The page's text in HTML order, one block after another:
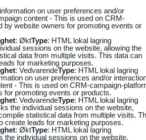
on user preferences and/or
content - This is used on CRM-
by website owners for promoting events or
: ØktType: HTML lokal lagring
sessions on the website, allowing the
data from multiple visits. This data can
for marketing purposes.
: VedvarendeType: HTML lokal lagring
on user preferences and/or
- This is used on CRM-campaign-
for promoting events or products.
: VedvarendeType: HTML lokal lagring
the individual sessions on the website,
statistical data from multiple visits.
create leads for marketing purposes.
: ØktType: HTML lokal lagring
the individual sessions on the website,